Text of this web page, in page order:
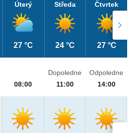
Úterý
27 °C
Středa
24 °C
Čtvrtek
27 °C
08:00
Dopoledne
11:00
Odpoledne
14:00